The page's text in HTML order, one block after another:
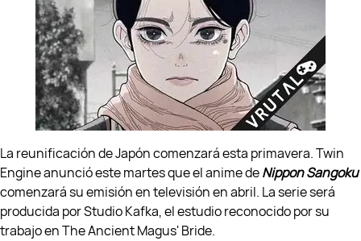
La reunificación de Japón comenzará esta primavera. Twin
Engine anunció este martes que el anime deNippon Sangoku
comenzará su emisión en televisión en abril. La serie será
producida por Studio Kafka, el estudio reconocido por su
trabajo en The Ancient Magus' Bride.